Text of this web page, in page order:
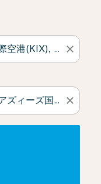
close
close